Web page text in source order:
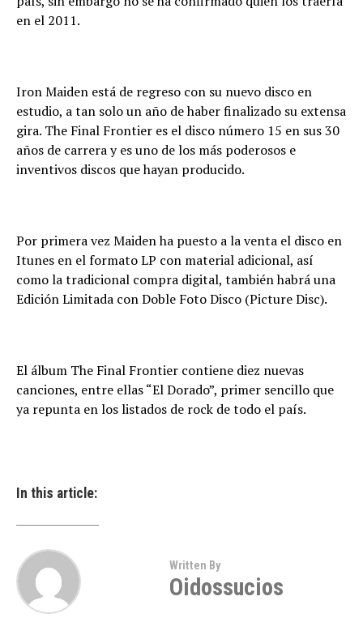
en el 2011.
Iron Maiden está de regreso con su nuevo disco en
estudio, a tan solo un año de haber finalizado su extensa
gira. The Final Frontier es el disco número 15 en sus 30
años de carrera y es uno de los más poderosos e
inventivos discos que hayan producido.
Por primera vez Maiden ha puesto a la venta el disco en
Itunes en el formato LP con material adicional, así
como la tradicional compra digital, también habrá una
Edición Limitada con Doble Foto Disco (Picture Disc).
El álbum The Final Frontier contiene diez nuevas
canciones, entre ellas “El Dorado”, primer sencillo que
ya repunta en los listados de rock de todo el país.
In this article:
Written By
Oidossucios